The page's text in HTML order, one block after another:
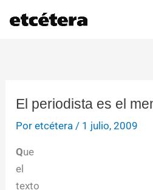
El periodista es el
Poretcétera / 1 julio, 2009
Que
el
texto